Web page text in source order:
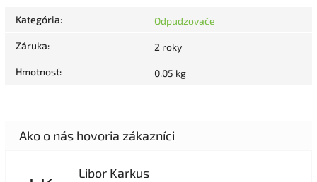
Kategória: Odpudzovače
Záruka: 2 roky
Hmotnosť: 0.05 kg
Libor Karkus